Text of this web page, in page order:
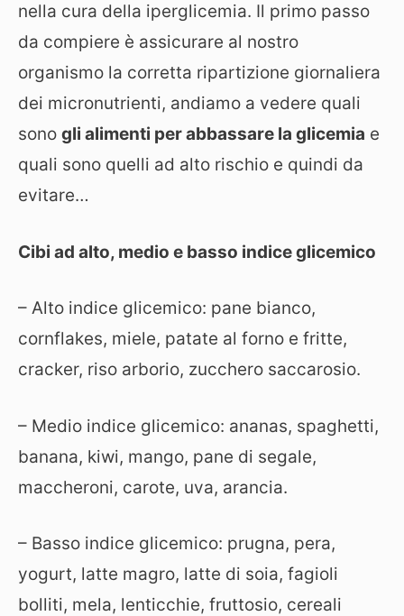
nella cura della iperglicemia. Il primo passo
da compiere è assicurare al nostro
organismo la corretta ripartizione giornaliera
dei micronutrienti, andiamo a vedere quali
sono gli alimenti per abbassare la glicemia e
quali sono quelli ad alto rischio e quindi da
evitare…
Cibi ad alto, medio e basso indice glicemico
– Alto indice glicemico: pane bianco,
cornflakes, miele, patate al forno e fritte,
cracker, riso arborio, zucchero saccarosio.
– Medio indice glicemico: ananas, spaghetti,
banana, kiwi, mango, pane di segale,
maccheroni, carote, uva, arancia.
– Basso indice glicemico: prugna, pera,
yogurt, latte magro, latte di soia, fagioli
bolliti, mela, lenticchie, fruttosio, cereali